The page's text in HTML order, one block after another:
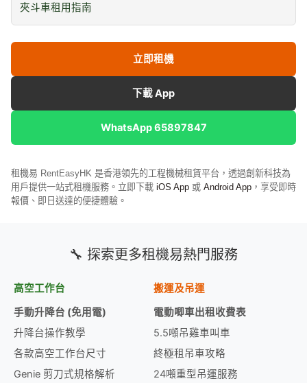
夾斗車租用指南
立即租機
下載 App
WhatsApp 65897847
租機易 RentEasyHK 是香港領先的工程機械租賃平台，透過創新科技為
用戶提供一站式租機服務。立即下載 iOS App 或 Android App ，享受即時
報價、即日送達的便捷體驗。
🔧 探索更多租機易熱門服務
高空工作台
手動升降台 (免用電)
升降台操作教學
各款高空工作台尺寸
Genie 剪刀式規格解析
搬運及吊運
電動唧車出租收費表
5.5噸吊雞車叫車
終極租吊車攻略
24噸重型吊運服務